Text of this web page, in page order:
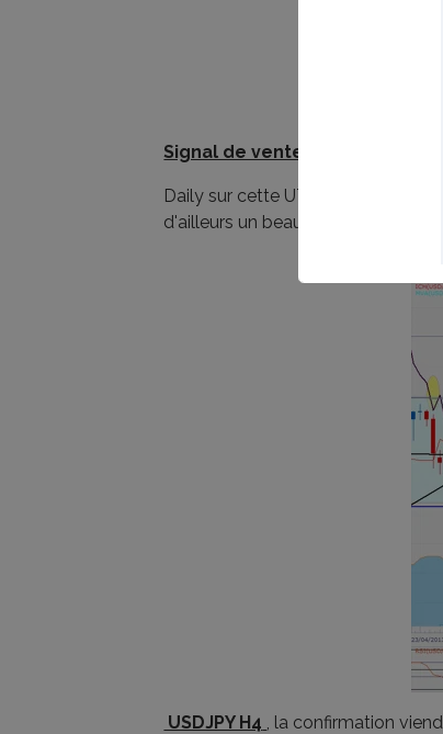
Signal de vente USDJPY
Daily sur cette UT, chinkou
d'ailleurs un beau signal avec
USDJPY H4 , la confirmation